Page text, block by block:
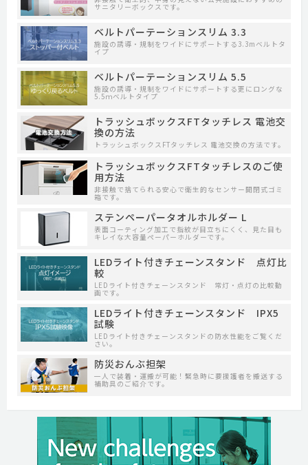
サニタリーボックスです。
ベルトパーテーションスリム 3.3
施設の誘導・規制をワイドにサポートする3.3mベルトタ
イプ
ベルトパーテーションスリム 5.5
施設の誘導・規制をワイドにサポートする更にロングな
5.5ｍベルトタイプ
トラッシュボックスFTタッチレス 電池交
換の方法
トラッシュボックスFTタッチレス 電池交換の方法です。
トラッシュボックスFTタッチレスのご使
用方法
非接触で捨てられる安心で衛生的なセンサー開閉式ゴミ
箱です。
ステンペーパータオルホルダー L
表面コーティング加工で指紋が目立ちにくく、見た目も
キレイな大容量ペーパーホルダーです。
LEDライト付きチェーンスタンド 点灯比
較
LEDライト付きチェーンスタンド 常灯・点灯の比較動
画です。
LEDライト付きチェーンスタンド IPX5
試験
LEDライト付きチェーンスタンドの防水性能をご覧くだ
さい。
防災おんぶ担架
一人で装着・運搬が可能！緊急時に要援護者を搬送する
補助具のご紹介です。